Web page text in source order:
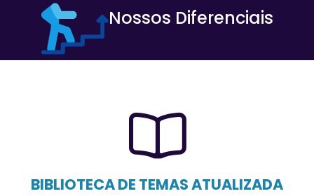
Nossos Diferenciais
BIBLIOTECA DE TEMAS ATUALIZADA